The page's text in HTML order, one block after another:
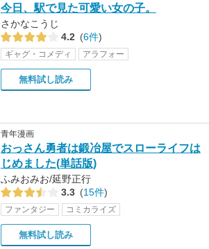
今日、駅で見た可愛い女の子。
さかなこうじ
4.2 (6件)
ギャグ・コメディ アラフォー
無料試し読み
青年漫画
おっさん勇者は鍛冶屋でスローライフは
じめました(単話版)
ふみおみお/延野正行
3.3 (15件)
ファンタジー コミカライズ
無料試し読み